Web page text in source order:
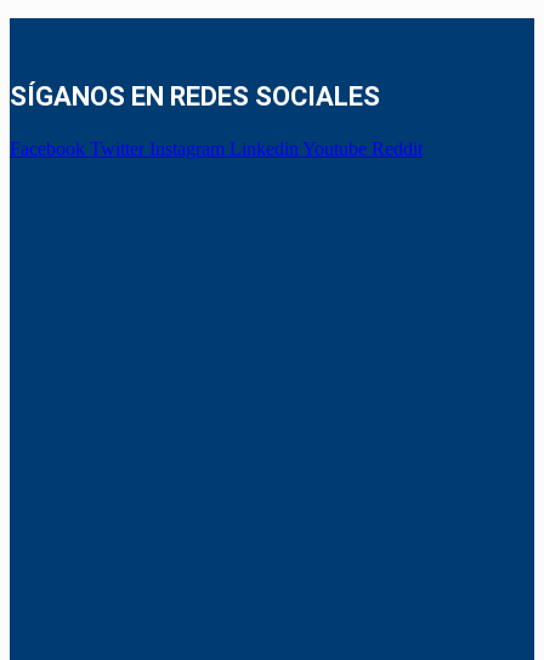
SÍGANOS EN REDES SOCIALES
Facebook Twitter Instagram Linkedin Youtube Reddit